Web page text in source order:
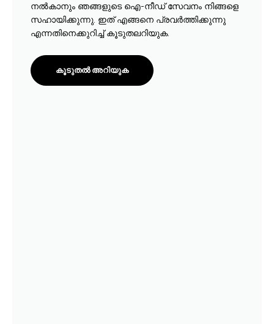
നൽകാനും ഞങ്ങളുടെ ഐ-നീഡ് സേവനം നിങ്ങളെ
സഹായിക്കുന്നു. ഇത് എങ്ങനെ പ്രവർത്തിക്കുന്നു
എന്നതിനെക്കുറിച്ച് കൂടുതലറിയുക.
കൂടുതൽ അറിയുക